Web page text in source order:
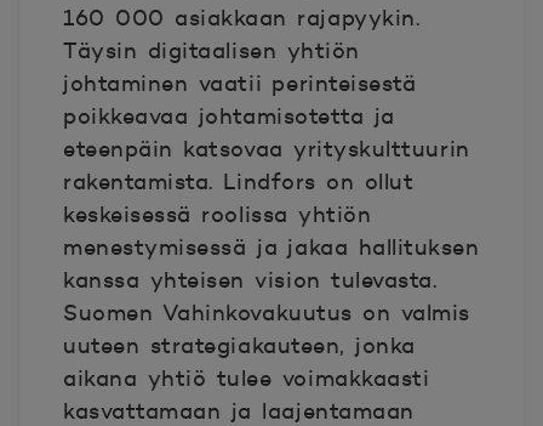
160 000 asiakkaan rajapyykin.
Täysin digitaalisen yhtiön
johtaminen vaatii perinteisestä
poikkeavaa johtamisotetta ja
eteenpäin katsovaa yrityskulttuurin
rakentamista. Lindfors on ollut
keskeisessä roolissa yhtiön
menestymisessä ja jakaa hallituksen
kanssa yhteisen vision tulevasta.
Suomen Vahinkovakuutus on valmis
uuteen strategiakauteen, jonka
aikana yhtiö tulee voimakkaasti
kasvattamaan ja laajentamaan